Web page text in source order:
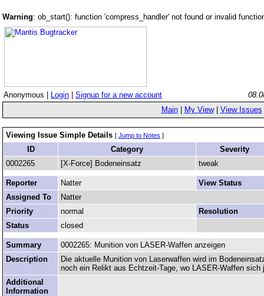
Warning: ob_start(): function 'compress_handler' not found or invalid
Anonymous | Login Signup for a new account
Main| My View| View Issues
Viewing Issue Simple Details [ Jump to Notes ]
ID Category
Severity
0002265
[X-Force] Bodeneinsatz tweak
Reporter Natter
View Status
Assigned To
Natter
Priority
normal
Resolution
Status
closed
Summary
0002265: Munition von LASER-Waffen anzeigen
Description
Die aktuelle Munition von Laserwaffen wird im
noch ein Relikt aus Echtzeit-Tage, wo LASER-Waffen
Additional
Information